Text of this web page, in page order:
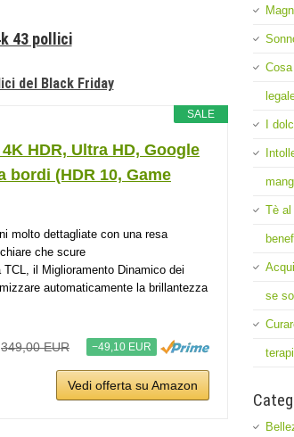
43 pollici
del Black Friday
SALE
HDR, Ultra HD, Google
bordi (HDR 10, Game
molto dettagliate con una resa
che scure
il Miglioramento Dinamico dei
automaticamente la brillantezza
349,00 EUR −49,10 EUR
Vedi offerta su Amazon
I
Tè al
se